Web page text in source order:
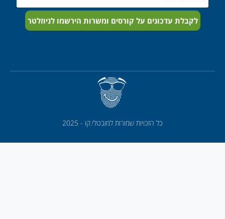
לקבלת עדכונים על קורסים ומשרות הירשמו לניוזלטר
כל הזכויות שמורות למובטלי.קו - 2025